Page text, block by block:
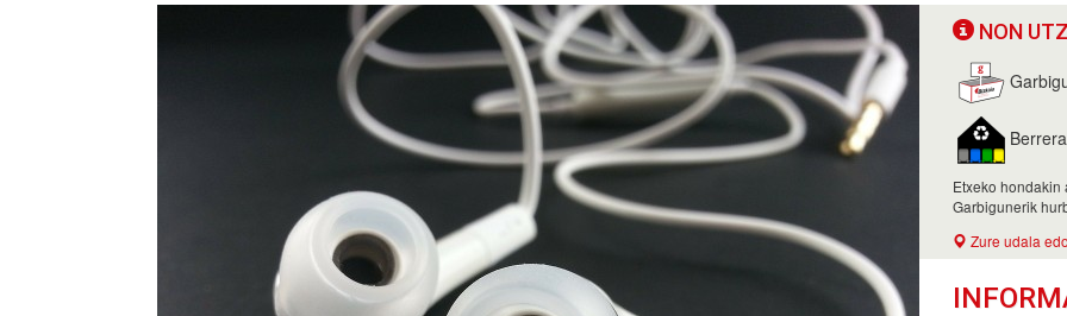
NON
Etxeko
Garbigunerik
Zure udala